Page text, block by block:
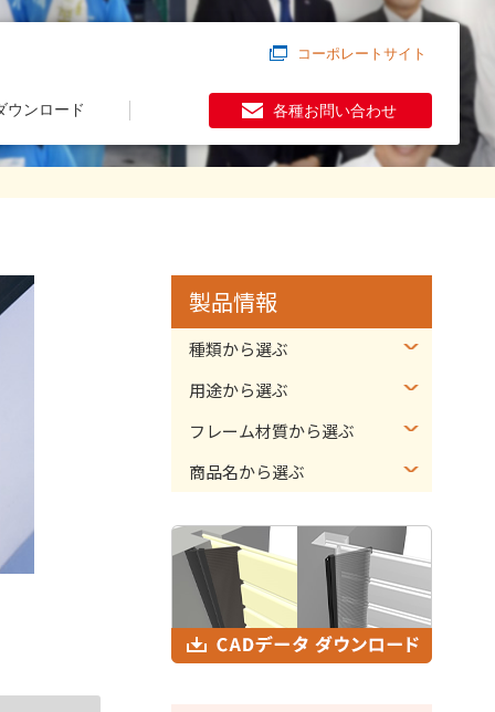
コーポレートサイト
ウンロード 各種お問い合わせ
製品情報
種類から選ぶ
用途から選ぶ
フレーム材質から選ぶ
商品名から選ぶ